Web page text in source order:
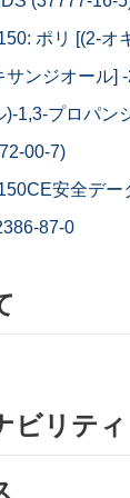
ポリ [(2-オ
サンジオール]
)-1,3-プロパン
00-7)
安全デー
87-0
ビリティ